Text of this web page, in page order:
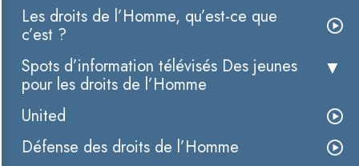
Les droits de l’Homme, qu’est-ce que
c’est ?
Spots d’information télévisés Des jeunes
pour les droits de l’Homme
United
Défense des droits de l’Homme